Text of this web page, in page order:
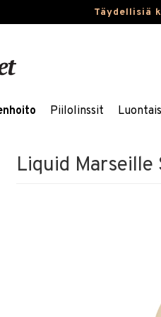
Täydellisiä
Piilolinssit
Liquid Marseille